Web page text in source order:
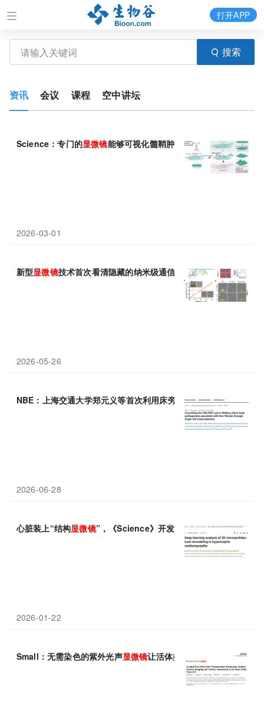
搜索
打开APP
资讯 会议 课程 空中讲坛
Science：专门的显微镜能够可视化髓鞘肿胀的动态变化
2026-03-01
新型显微镜技术首次看清隐藏的纳米级通信网络
2026-05-26
NBE：上海交通大学郑元义等首次利用床旁超声定位显微镜“直视”
2026-06-28
心脏装上“结构显微镜”，《Science》开发AI工具用于解读心肌的
2026-01-22
Small：无需染色的紫外光声显微镜让活体类脑器官中酒精的细胞